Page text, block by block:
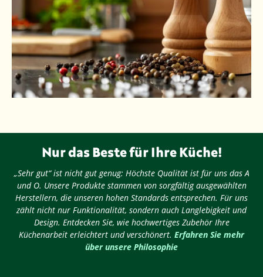
Nur das Beste für Ihre Küche!
„Sehr gut“ ist nicht gut genug: Höchste Qualität ist für uns das A
und O. Unsere Produkte stammen von sorgfältig ausgewählten
Herstellern, die unseren hohen Standards entsprechen. Für uns
zählt nicht nur Funktionalität, sondern auch Langlebigkeit und
Design. Entdecken Sie, wie hochwertiges Zubehör Ihre
Küchenarbeit erleichtert und verschönert. Erfahren Sie mehr
über unsere Philosophie